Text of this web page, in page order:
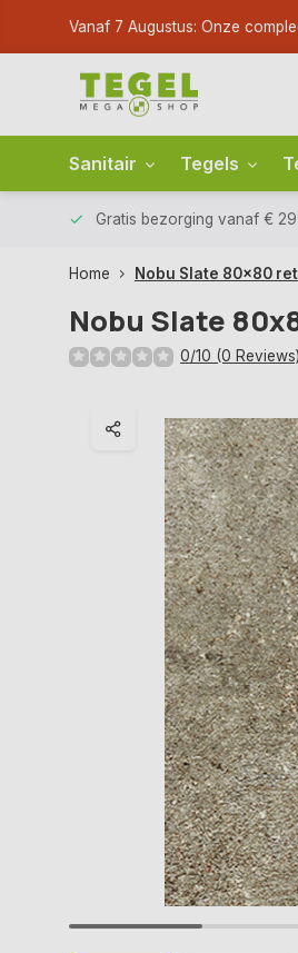
Vanaf 7 Augustus: Onze
Sanitair Tegels
Gratis bezorging vanaf €
Home Nobu Slate 80x80
Nobu Slate
0/10 (0 Reviews)